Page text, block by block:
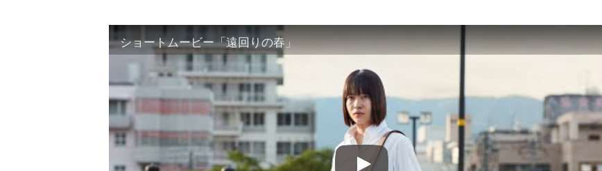
ショートムービー「遠回りの春」